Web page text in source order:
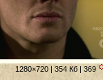
1280×720 | 354 Кб | 369